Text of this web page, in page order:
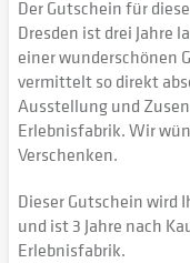
Der Gutschein für
Dresden ist drei Jahre
einer wunderschönen
vermittelt so direkt
Ausstellung und
Erlebnisfabrik. Wir
Verschenken.
Dieser Gutschein wird
und ist 3 Jahre nach
Erlebnisfabrik.